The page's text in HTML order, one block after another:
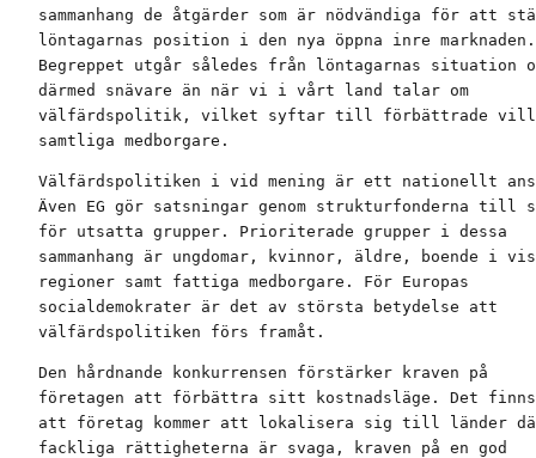
sammanhang de åtgärder som är nödvändiga för att
löntagarnas position i den nya öppna inre marknaden.
Begreppet utgår således från löntagarnas situation
därmed snävare än när vi i vårt land talar om
välfärdspolitik, vilket syftar till förbättrade
samtliga medborgare.
Välfärdspolitiken i vid mening är ett nationellt
Även EG gör satsningar genom strukturfonderna till
för utsatta grupper. Prioriterade grupper i dessa
sammanhang är ungdomar, kvinnor, äldre, boende i
regioner samt fattiga medborgare. För Europas
socialdemokrater är det av största betydelse att
välfärdspolitiken förs framåt.
Den hårdnande konkurrensen förstärker kraven på
företagen att förbättra sitt kostnadsläge. Det
att företag kommer att lokalisera sig till länder
fackliga rättigheterna är svaga, kraven på en god